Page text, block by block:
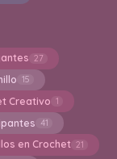
27
15
Creativo 1
41
en Crochet 21